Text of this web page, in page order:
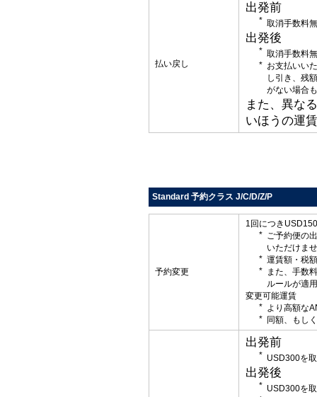
払い戻し
出発前
取消手数料
出発後
取消手数料
お支払いい
し引き、残
がない場合
また、異な
いほうの運
Standard 予約クラス J/C/D/Z/P
予約変更
1回につき
ご予約便の
いただけま
運賃額・税
また、手数
ルールが適
変更可能運賃
より高額な
同額、もし
出発前
USD300を
出発後
USD300を